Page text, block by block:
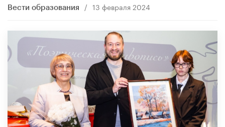
Вести образования / 13 февраля 2024